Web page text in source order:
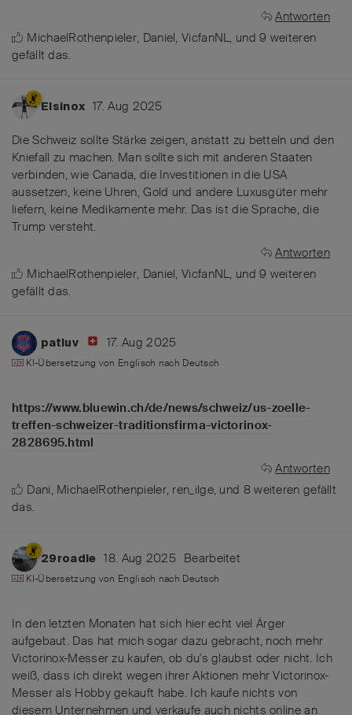
Antworten
MichaelRothenpieler, Daniel,VicfanNL, und9 weiteren
gefällt das.
Elsinox 17. Aug 2025
Die Schweiz sollte Stärke zeigen, anstatt zu betteln und den
Kniefall zu machen. Man sollte sich mit anderen Staaten
verbinden, wie Canada, die Investitionen in die USA
aussetzen, keine Uhren, Gold und andere Luxusgüter mehr
liefern, keine Medikamente mehr. Das ist die Sprache, die
Trump versteht.
Antworten
MichaelRothenpieler, Daniel,VicfanNL, und9 weiteren
gefällt das.
patluv 17. Aug 2025
KI-Übersetzung von Englisch nach Deutsch
https://www.bluewin.ch/de/news/schweiz/us-zoelle-
treffen-schweizer-traditionsfirma-victorinox-
2828695.html
Antworten
Dani, MichaelRothenpieler, ren_ilge, und 8weiteren gefällt
das.
29roadie 18. Aug 2025 Bearbeitet
KI-Übersetzung von Englisch nach Deutsch
In den letzten Monaten hat sich hier echt viel Ärger
aufgebaut. Das hat mich sogar dazu gebracht, noch mehr
Victorinox-Messer zu kaufen, ob du's glaubst oder nicht. Ich
weiß, dass ich direkt wegen ihrer Aktionen mehr Victorinox-
Messer als Hobby gekauft habe. Ich kaufe nichts von
diesem Unternehmen und verkaufe auch nichts online an